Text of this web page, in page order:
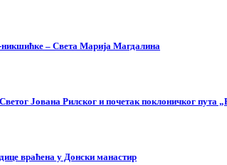
– Света Марија Магдалина
Јована Рилског и почетак поклоничког пута
враћена у Донски манастир